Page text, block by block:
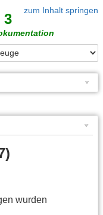
zum Inhalt springen
3
wurden